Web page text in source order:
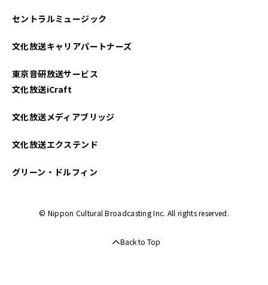
セントラルミュージック
文化放送キャリアパートナーズ
東京音研放送サービス
文化放送iCraft
文化放送メディアブリッジ
文化放送エクステンド
グリーン・ドルフィン
© Nippon Cultural Broadcasting Inc. All rights reserved.
Back to Top